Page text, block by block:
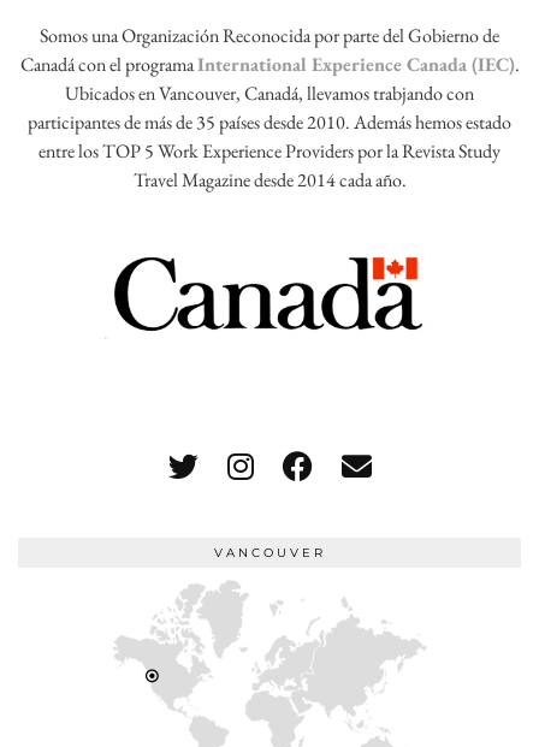
Somos una Organización Reconocida por parte del Gobierno de
Canadá con el programaInternational Experience Canada (IEC).
Ubicados en Vancouver, Canadá, llevamos trabjando con
participantes de más de 35 países desde 2010. Además hemos estado
entre los TOP 5 Work Experience Providers por la Revista Study
Travel Magazine desde 2014 cada año.
VANCOUVER